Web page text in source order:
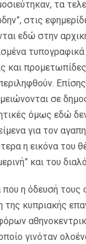
τα
στις
εδώ στην
και
σε
όμως εδώ
για τον
η εικόνα του
και του
που η όδευσή
της κυπριακής
γινόταν